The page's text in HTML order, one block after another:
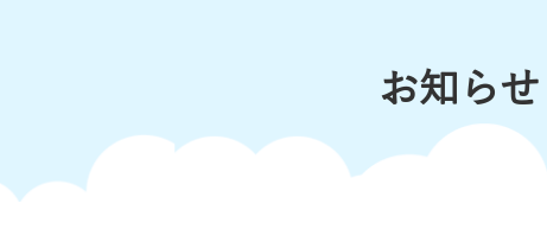
お知らせ